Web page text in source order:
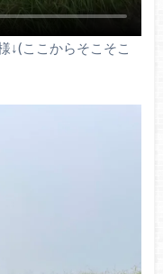
↓(ここからそこそこ